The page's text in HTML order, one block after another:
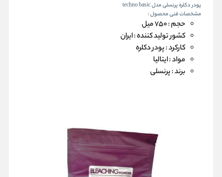
پودر دکلره پرنسلی مدل techno basic
مشخصات فنی محصول :
حجم :750 میل
کشور تولید کننده :ایران
کارکرد :پودر دکلره
مواد :ایتالیا
برند :پرنسلی